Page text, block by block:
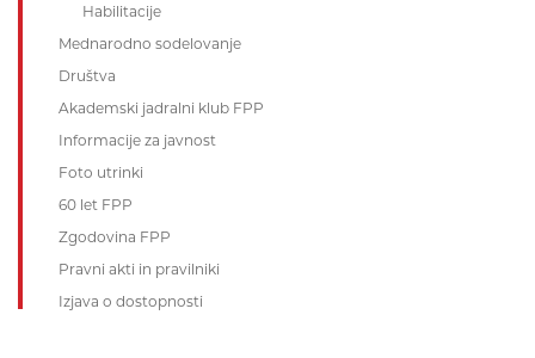
Habilitacije
Mednarodno sodelovanje
Društva
Akademski jadralni klub FPP
Informacije za javnost
Foto utrinki
60 let FPP
Zgodovina FPP
Pravni akti in pravilniki
Izjava o dostopnosti